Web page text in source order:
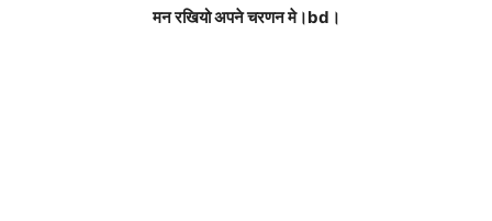
मन रखियो अपने चरणन मे।bd।